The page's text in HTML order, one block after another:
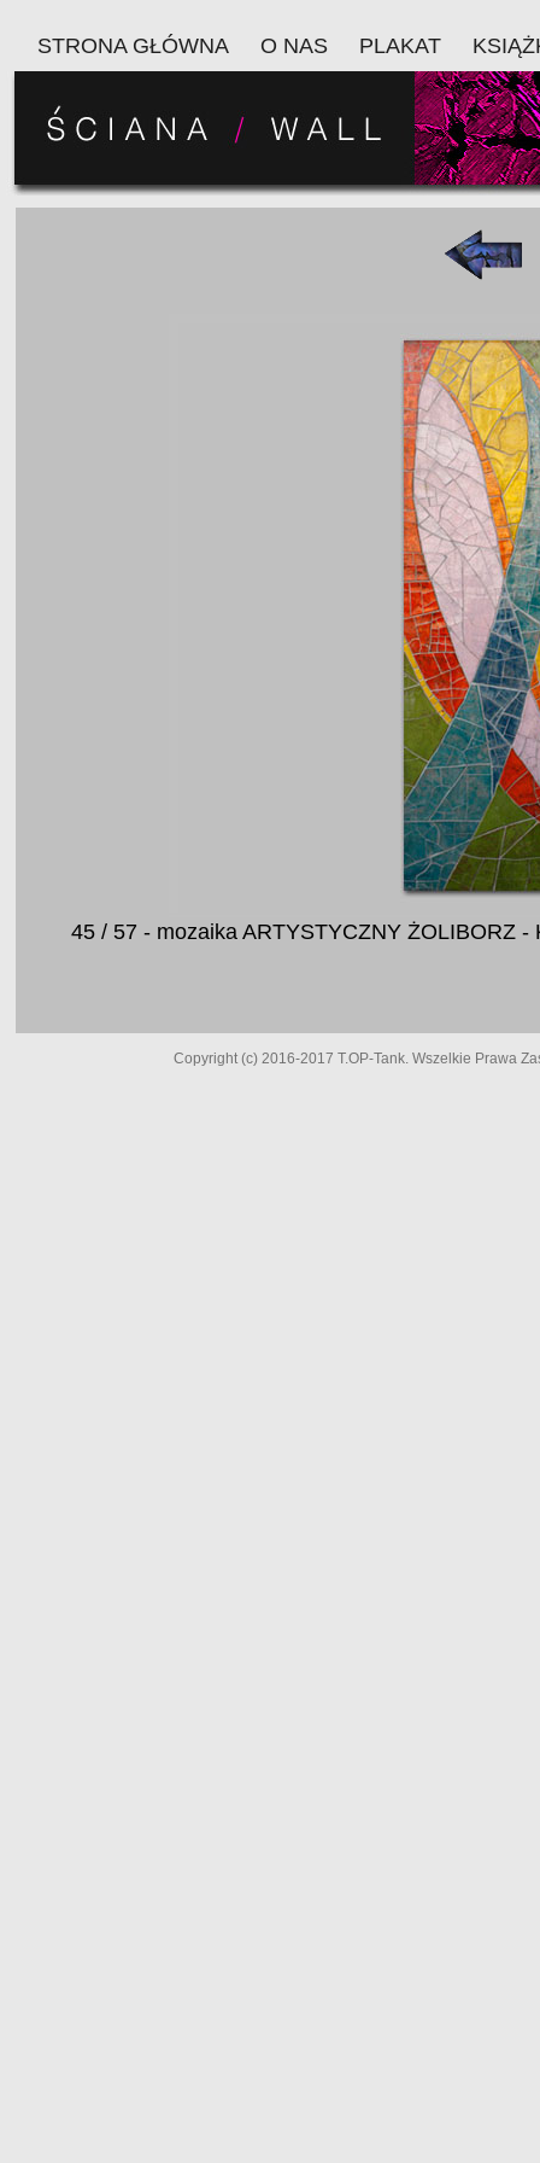
STRONA GŁÓWNA O NAS PLAKAT
45 / 57 - mozaika ARTYSTYCZNY ŻOLIBORZ
Copyright (c) 2016-2017 T.OP-Tank. Wszelkie Prawa